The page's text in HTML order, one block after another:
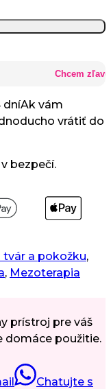
Chcem zľavu
dníAk vám
vrátiť do
bezpečí.
a pokožku,
, Mezoterapia
prístroj pre váš
domáce použitie.
Chatujte s